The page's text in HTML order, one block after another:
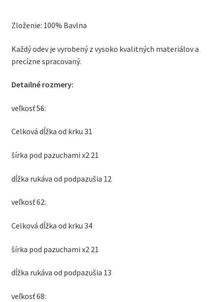
Zloženie: 100% Bavlna
Každý odev je vyrobený z vysoko kvalitných materiálov a
precízne spracovaný.
Detailné rozmery:
veľkosť 56:
Celková dĺžka od krku 31
šírka pod pazuchami x2 21
dĺžka rukáva od podpazušia 12
veľkosť 62:
Celková dĺžka od krku 34
šírka pod pazuchami x2 21
dĺžka rukáva od podpazušia 13
veľkosť 68: